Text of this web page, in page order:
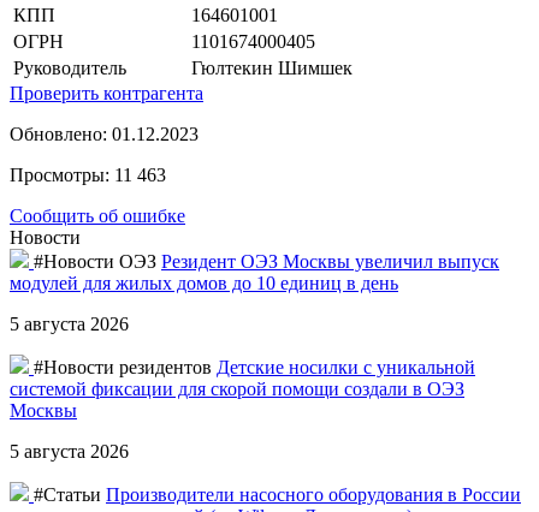
КПП
164601001
ОГРН
1101674000405
Руководитель
Гюлтекин Шимшек
Проверить контрагента
Обновлено: 01.12.2023
Просмотры: 11 463
Сообщить об ошибке
Новости
#Новости ОЭЗ Резидент ОЭЗ Москвы увеличил выпуск
модулей для жилых домов до 10 единиц в день
5 августа 2026
#Новости резидентов Детские носилки с уникальной
системой фиксации для скорой помощи создали в ОЭЗ
Москвы
5 августа 2026
#Статьи Производители насосного оборудования в России